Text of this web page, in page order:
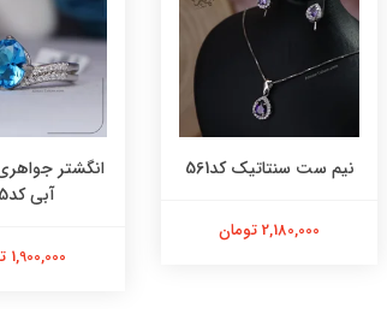
نیم ست سنتاتیک کد561
2,180,000 تومان
انگشتر
آبی کد565
1,900,000 تومان